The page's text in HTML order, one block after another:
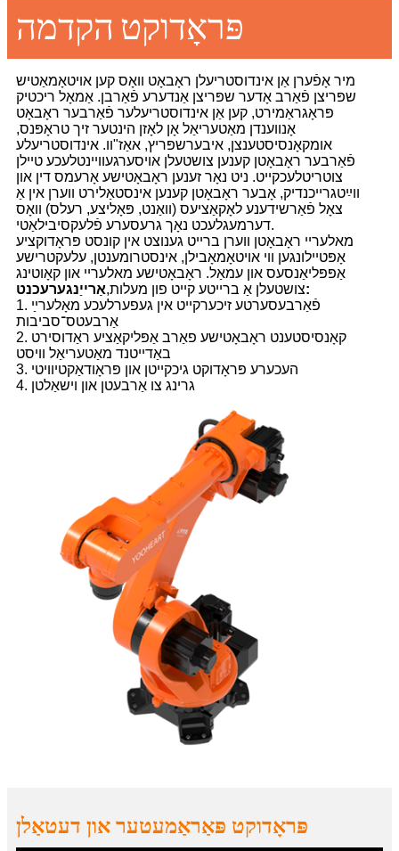
פּראָדוקט הקדמה
מיר אָפֿערן אַן אינדוסטריעלן ראָבאָט וואָס קען אויטאָמאַטיש
שפּריצן פֿאַרב אָדער שפּריצן אַנדערע פֿאַרבן. אַמאָל ריכטיק
פּראָגראַמירט, קען אַן אינדוסטריעלער פֿאַרבער ראָבאָט
אָנווענדן מאַטעריאַל אָן לאָזן הינטער זיך טראָפּנס,
אומקאָנסיסטענצן, איבערשפּריץ, אאַז"וו. אינדוסטריעלע
פֿאַרבער ראָבאָטן קענען צושטעלן אויסערגעוויינטלעכע טיילן
צוטריטלעכקייט. ניט נאָר זענען ראָבאָטישע אָרעמס דין און
ווײַטגרייכנדיק, אָבער ראָבאָטן קענען אינסטאַלירט ווערן אין אַ
צאָל פֿאַרשידענע לאָקאַציעס (וואַנט, פּאָליצע, רעלס) וואָס
דערמעגלעכט נאָך גרעסערע פֿלעקסיבילאַטי.
מאלעריי ראָבאָטן ווערן ברייט גענוצט אין קונסט פּראָדוקציע
אָפּטיילונגען ווי אויטאָמאָבילן, אינסטרומענטן, עלעקטרישע
אַפּפּליאַנסעס און עמאַל. ראָבאָטישע מאלעריי און קאָוטינג
צושטעלן אַ ברייטע קייט פון מעלות,אַרייַנגערעכנט:
1. פֿאַרבעסערטע זיכערקייט אין געפערלעכע מאָלערײַ
אַרבעטס־סביבות
2. קאָנסיסטענט ראָבאָטישע פאַרב אַפּליקאַציע ראַדוסירט
באַדייטנד מאַטעריאַל וויסט
3. העכערע פּראָדוקט גיכקייטן און פּראָודאַקטיוויטי
4. גרינג צו אַרבעטן און וישאַלטן
פּראָדוקט פּאַראַמעטער און דעטאַלן